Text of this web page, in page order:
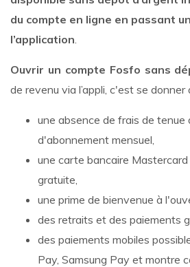
du compte en ligne en passant
l’application
Ouvrir un compte Fosfo sans
de revenu via l’appli, c'est se donner
une absence de frais de tenue
d'abonnement mensuel,
une carte bancaire
gratuite,
une prime de bienvenue à
des retraits et des paiements
des paiements mobiles
Pay, Samsung Pay et montre